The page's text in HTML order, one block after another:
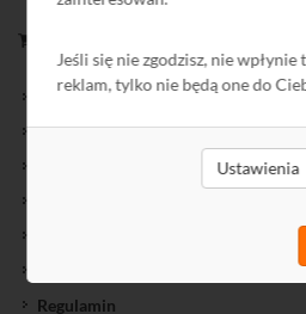
Jeśli się nie zgodzisz, nie
reklam, tylko nie będą one do
Ustawienia
Nowości oferty
Oferty Specjalne
Regulamin